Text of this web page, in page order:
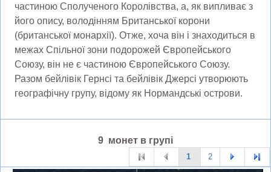
частиною Сполученого Королівства, а, як випливає з
його опису, володінням Британської корони
(британської монархії). Отже, хоча він і знаходиться в
межах Спільної зони подорожей Європейського
Союзу, він не є частиною Європейського Союзу.
Разом бейлівік Гернсі та бейлівік Джерсі утворюють
географічну групу, відому як Нормандські острови.
9 монет в групі
1 2